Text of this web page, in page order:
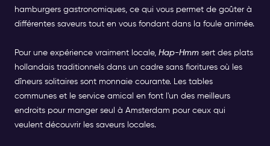
hamburgers gastronomiques, ce qui vous permet de goûter à
différentes saveurs tout en vous fondant dans la foule animée.
Pour une expérience vraiment locale, Hap-Hmm sert des plats
hollandais traditionnels dans un cadre sans fioritures où les
dîneurs solitaires sont monnaie courante. Les tables
communes et le service amical en font l'un des meilleurs
endroits pour manger seul à Amsterdam pour ceux qui
veulent découvrir les saveurs locales.